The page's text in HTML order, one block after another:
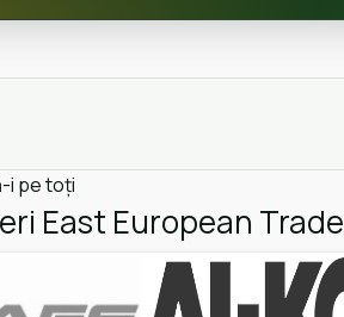
i pe toți
East European Trade